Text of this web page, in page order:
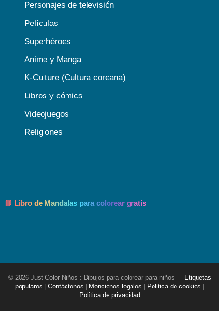
Personajes de televisión
Películas
Superhéroes
Anime y Manga
K-Culture (Cultura coreana)
Libros y cómics
Videojuegos
Religiones
📘 Libro de Mandalas para colorear gratis
© 2026 Just Color Niños : Dibujos para colorear para niños
Etiquetas
populares
Contáctenos Menciones legales Politica de cookies
Política de privacidad